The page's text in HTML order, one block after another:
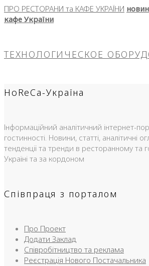
ПРО РЕСТОРАНИ та КАФЕ УКРАЇНИ
кафе України
ТЕХНОЛОГИЧЕСКОЕ
HoReCa-Україна
Інформаційний аналітичний інтернет-
гостинності. Новини, статті, аналітичні
тенденції та тренди в ресторанному та
Україні та за кордоном
Співпраця з порталом
Про Проект
Додати Заклад
Співробітництво та реклама
Реєстрація Нового Постачальника